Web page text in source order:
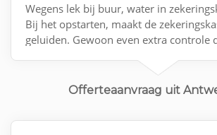
Wegens lek bij buur, water in
Bij het opstarten, maakt de
geluiden. Gewoon even extra controle
Offerteaanvraag uit